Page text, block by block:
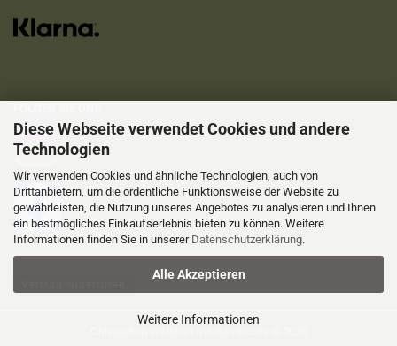
Diese Webseite verwendet Cookies und andere
Technologien
Wir verwenden Cookies und ähnliche Technologien, auch von
Drittanbietern, um die ordentliche Funktionsweise der Website zu
gewährleisten, die Nutzung unseres Angebotes zu analysieren und Ihnen
ein bestmögliches Einkaufserlebnis bieten zu können. Weitere
Informationen finden Sie in unserer Datenschutzerklärung.
Alle Akzeptieren
Weitere Informationen